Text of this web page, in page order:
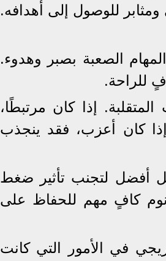
للوصول إلى أهدافه.
الصعبة بصبر وهدوء.
للراحة.
إذا كان مرتبطًا،
كان أعزب، فقد ينجذب
أفضل لتجنب تأثير ضغط
كافٍ مهم للحفاظ على
في الأمور التي كانت